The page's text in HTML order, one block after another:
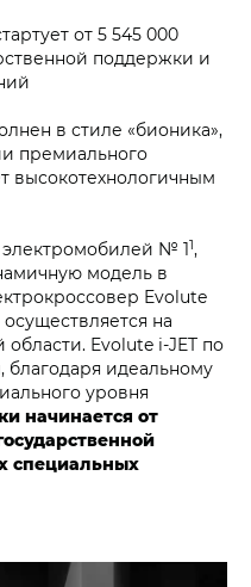
от 5 545 000
поддержки и
в стиле «бионика»,
премиального
высокотехнологичным
электромобилей № 11,
модель в
Evolute
на
Evolute i‑JET по
благодаря идеальному
уровня
начинается от
специальных